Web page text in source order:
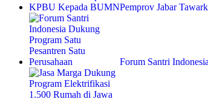
Pemprov Jabar
Forum Santri